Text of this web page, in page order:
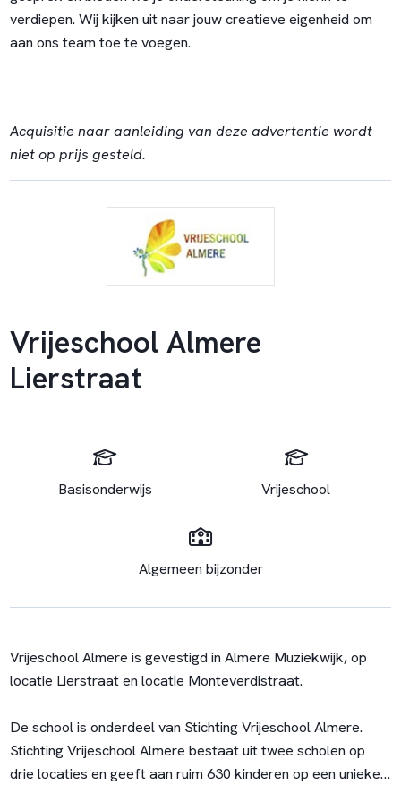
verdiepen. Wij kijken uit naar jouw creatieve eigenheid om
aan ons team toe te voegen.
Acquisitie naar aanleiding van deze advertentie wordt
niet op prijs gesteld.
Vrijeschool Almere
Lierstraat
Basisonderwijs Vrijeschool
Algemeen bijzonder
Vrijeschool Almere is gevestigd in Almere Muziekwijk, op
locatie Lierstraat en locatie Monteverdistraat.
De school is onderdeel van Stichting Vrijeschool Almere.
Stichting Vrijeschool Almere bestaat uit twee scholen op
drie locaties en geeft aan ruim 630 kinderen op een unieke